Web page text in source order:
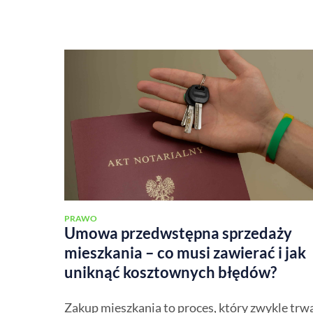
PRAWO
Umowa przedwstępna sprzedaży
mieszkania – co musi zawierać i jak
uniknąć kosztownych błędów?
Zakup mieszkania to proces, który zwykle